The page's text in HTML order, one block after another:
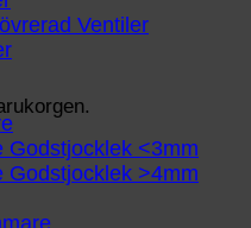
Ventiler
Godstjocklek <3mm
Godstjocklek >4mm